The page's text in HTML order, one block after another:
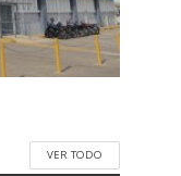
VER TODO